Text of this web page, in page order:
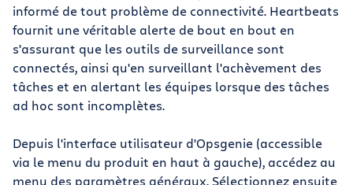
informé de tout problème de connectivité. Heartbeats
fournit une véritable alerte de bout en bout en
s'assurant que les outils de surveillance sont
connectés, ainsi qu'en surveillant l'achèvement des
tâches et en alertant les équipes lorsque des tâches
ad hoc sont incomplètes.
Depuis l'interface utilisateur d'Opsgenie (accessible
via le menu du produit en haut à gauche), accédez au
menu des paramètres généraux. Sélectionnez ensuite